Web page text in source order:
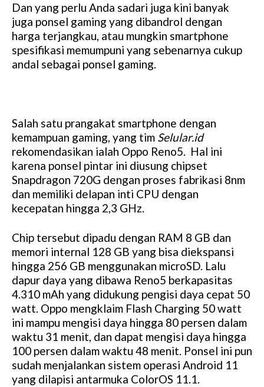
Dan yang perlu Anda sadari juga kini banyak
juga ponsel gaming yang dibandrol dengan
harga terjangkau, atau mungkin smartphone
spesifikasi memumpuni yang sebenarnya cukup
andal sebagai ponsel gaming.
Salah satu prangakat smartphone dengan
kemampuan gaming, yang tim Selular.id
rekomendasikan ialah Oppo Reno5. Hal ini
karena ponsel pintar ini diusung chipset
Snapdragon 720G dengan proses fabrikasi 8nm
dan memiliki delapan inti CPU dengan
kecepatan hingga 2,3 GHz.
Chip tersebut dipadu dengan RAM 8 GB dan
memori internal 128 GB yang bisa diekspansi
hingga 256 GB menggunakan microSD. Lalu
dapur daya yang dibawa Reno5 berkapasitas
4.310 mAh yang didukung pengisi daya cepat 50
watt. Oppo mengklaim Flash Charging 50 watt
ini mampu mengisi daya hingga 80 persen dalam
waktu 31 menit, dan dapat mengisi daya hingga
100 persen dalam waktu 48 menit. Ponsel ini pun
sudah menjalankan sistem operasi Android 11
yang dilapisi antarmuka ColorOS 11.1.